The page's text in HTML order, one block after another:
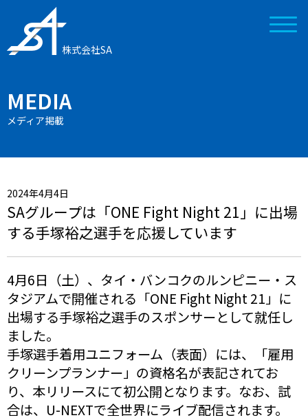
株式会社SA
MEDIA
メディア掲載
2024年4月4日
SAグループは「ONE Fight Night 21」に出場
する手塚裕之選手を応援しています
4月6日（土）、タイ・バンコクのルンピニー・ス
タジアムで開催される「ONE Fight Night 21」に
出場する手塚裕之選手のスポンサーとして就任し
ました。
手塚選手着用ユニフォーム（表面）には、「雇用
クリーンプランナー」の資格名が表記されてお
り、本リリースにて初公開となります。なお、試
合は、U-NEXTで全世界にライブ配信されます。